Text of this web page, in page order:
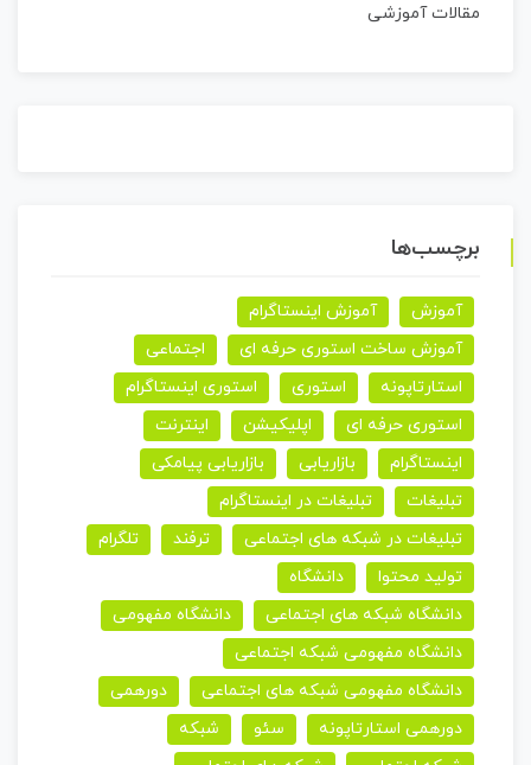
مقالات آموزشی
برچسب‌ها
آموزش
آموزش اینستاگرام
آموزش ساخت استوری حرفه ای
اجتماعی
استارتاپونه
استوری
استوری اینستاگرام
استوری حرفه ای
اپلیکیشن
اینترنت
اینستاگرام
بازاریابی
بازاریابی پیامکی
تبلیغات
تبلیغات در اینستاگرام
تبلیغات در شبکه های اجتماعی
ترفند
تلگرام
تولید محتوا
دانشگاه
دانشگاه شبکه های اجتماعی
دانشگاه مفهومی
دانشگاه مفهومی شبکه اجتماعی
دانشگاه مفهومی شبکه های اجتماعی
دورهمی
دورهمی استارتاپونه
سئو
شبکه